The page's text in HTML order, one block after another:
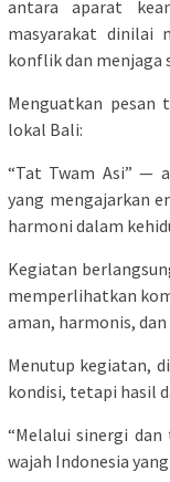
antara aparat
masyarakat dinilai
konflik dan menjaga
Menguatkan pesan
lokal Bali:
“Tat Twam Asi” —
yang mengajarkan
harmoni dalam
Kegiatan
memperlihatkan
aman, harmonis,
Menutup kegiatan,
kondisi, tetapi hasil
“Melalui sinergi
wajah Indonesia